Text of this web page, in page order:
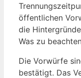
öffentlichen
die
Was zu
Die Vorwürfe
bestätigt. Das